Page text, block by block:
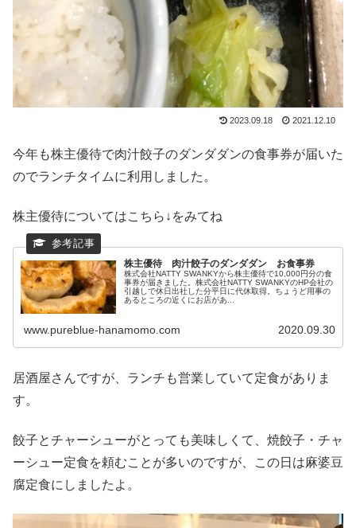
2023.09.18 2021.12.10
今年も株主優待で肉汁餃子のダンダダンの食事券が届いた
のでランチタイムに利用しました。
株主優待についてはこちら↓をみてね
株主優待 肉汁餃子のダンダダン お食事券
株式会社NATTY SWANKYから株主優待で10,000円分の食
事券が届きました。株式会社NATTY SWANKYのHP会社の
引越しで休日出社した分平日に代休取得。ちょうど用事の
あるところの近くにお店があ...
www.pureblue-hanamomo.com 2020.09.30
居酒屋さんですが、ランチも営業していて定食がありま
す。
餃子とチャーシューがとっても美味しくて、焼餃子・チャ
ーシュー定食を頼むことが多いのですが、この日は麻婆豆
腐定食にしましたよ。